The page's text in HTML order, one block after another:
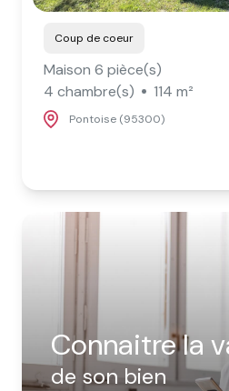
Coup de coeur
Maison 6 pièce(s)
4 chambre(s)
114 m²
Pontoise (95300)
Connaitre la
de son bien